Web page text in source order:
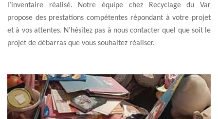
l’inventaire réalisé. Notre équipe chez Recyclage du Var
propose des prestations compétentes répondant à votre projet
et à vos attentes. N’hésitez pas à nous contacter quel que soit le
projet de débarras que vous souhaitez réaliser.